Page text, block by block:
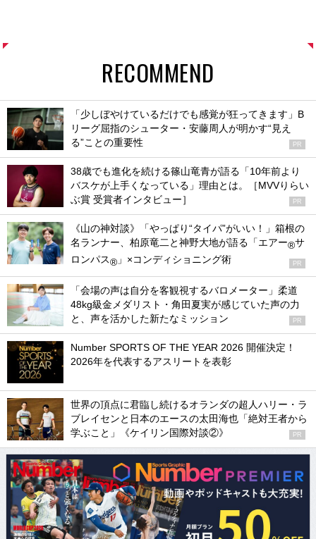
RECOMMEND
「少しぼやけているだけでも感覚が狂ってきます」B
リーグ屈指のシューター・安藤周人が明かす“見え
る”ことの重要性
PR
38歳でも進化を続ける篠山竜青が語る「10年前より
バスケが上手くなっている」理由とは。［MVVりらい
ぶ賞 受賞者インタビュー］
PR
《山の神対談》「やっぱり“タイパ”がいい！」箱根の
名ランナー、柏原竜二と神野大地が語る「エアー®サ
ロンパス® 」×コンディショニング術 PR
「会場の声は自分を客観視するバロメーター」柔道
48kg級金メダリスト・角田夏実が感じていた声の力
と、声を活かした新たなミッション
PR
Number SPORTS OF THE YEAR 2026 開催決定！
2026年を代表するアスリートを表彰
世界の頂点に君臨し続けるオランダの超人ハリー・ラ
ブレイセンと日本のエースの太田海也「絶対王者から
学ぶこと」《ケイリン国際対談②》
PR